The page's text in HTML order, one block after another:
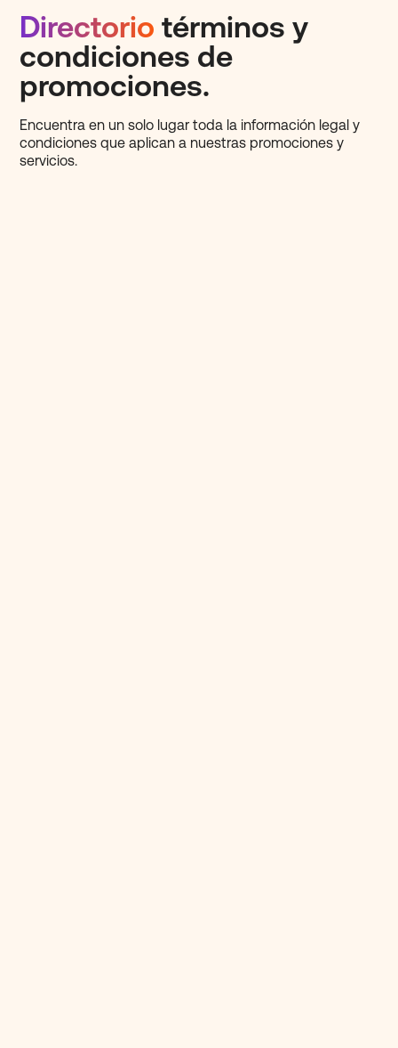
Directorio términos y
condiciones de
promociones.
Encuentra en un solo lugar toda la información legal y
condiciones que aplican a nuestras promociones y
servicios.